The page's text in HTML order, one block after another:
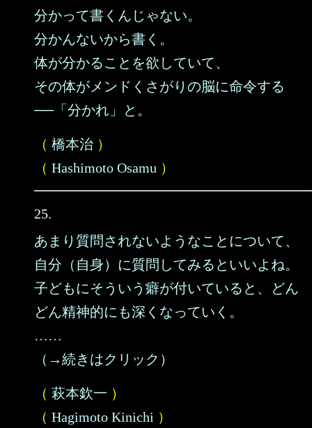
分かって書くんじゃない。
分かんないから書く。
体が分かることを欲していて、
その体がメンドくさがりの脳に命令する
──「分かれ」と。
（ 橋本治 ）
（ Hashimoto Osamu ）
25.
あまり質問されないようなことについて、
自分（自身）に質問してみるといいよね。
子どもにそういう癖が付いていると、どん
どん精神的にも深くなっていく。
……
（→続きはクリック）
（ 萩本欽一 ）
（ Hagimoto Kinichi ）